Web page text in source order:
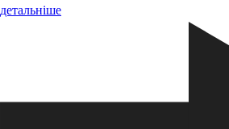
детальніше